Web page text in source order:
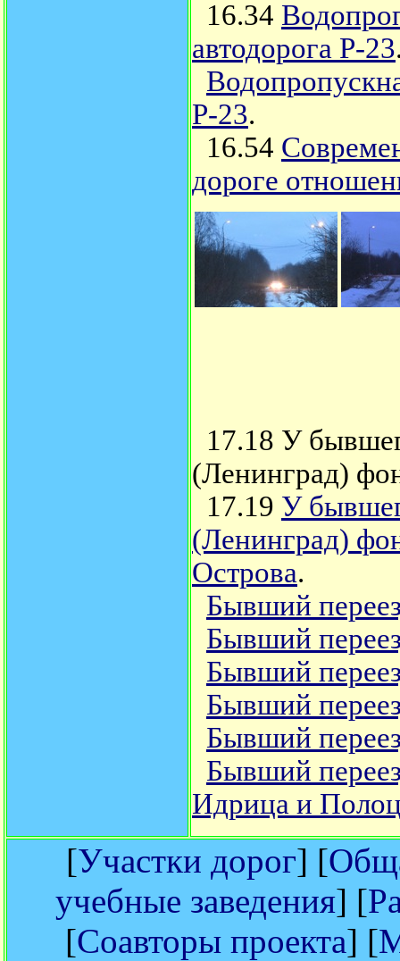
16.34
автодорога Р-23
Р-23.
16.54
дороге
17.18 У
(Ленинград)
17.19 У
(Ленинград)
Острова.
Бывший
Бывший
Бывший
Бывший
Бывший
Бывший
Идрица и
[Участки дорог] [
учебные заведения] [
[Соавторы проекта] [